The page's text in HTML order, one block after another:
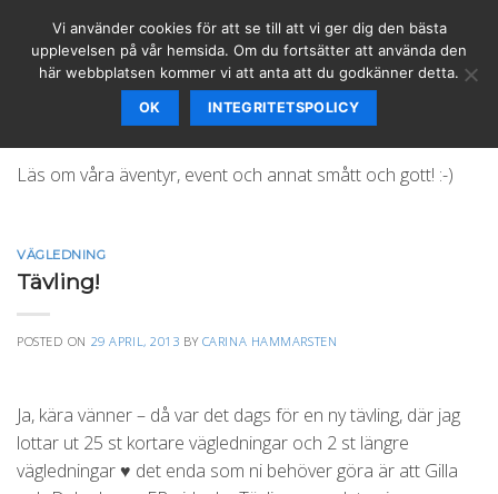
content
NYHETER
Läs om våra äventyr, event och annat smått och gott! :-)
VÄGLEDNING
Tävling!
POSTED ON 29 APRIL, 2013 BY CARINA HAMMARSTEN
Ja, kära vänner – då var det dags för en ny tävling, där jag
lottar ut 25 st kortare vägledningar och 2 st längre
vägledningar ♥ det enda som ni behöver göra är att Gilla
Vi använder cookies för att se till att vi ger dig den bästa
upplevelsen på vår hemsida. Om du fortsätter att använda den
här webbplatsen kommer vi att anta att du godkänner detta.
OK INTEGRITETSPOLICY